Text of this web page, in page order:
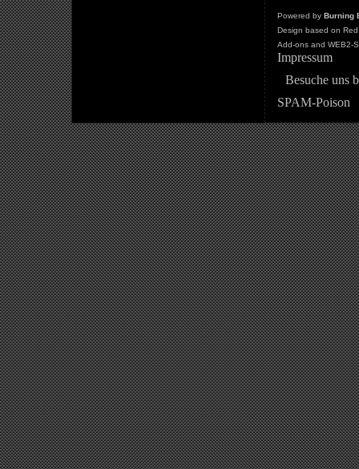
Powered by Burning
Design based on
Add-ons and WEB2-
Impressum
Besuche uns
SPAM-Poison